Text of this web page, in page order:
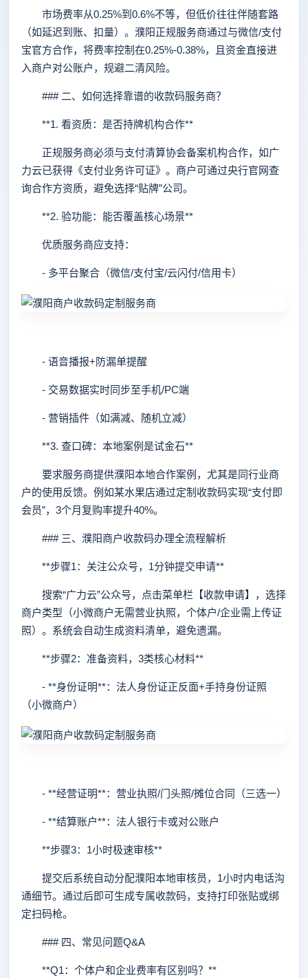
市场费率从0.25%到0.6%不等，但低价往往伴随套路
（如延迟到账、扣量）。濮阳正规服务商通过与微信/支付
宝官方合作，将费率控制在0.25%-0.38%，且资金直接进
入商户对公账户，规避二清风险。
### 二、如何选择靠谱的收款码服务商？
**1. 看资质：是否持牌机构合作**
正规服务商必须与支付清算协会备案机构合作，如广
力云已获得《支付业务许可证》。商户可通过央行官网查
询合作方资质，避免选择“贴牌”公司。
**2. 验功能：能否覆盖核心场景**
优质服务商应支持：
- 多平台聚合（微信/支付宝/云闪付/信用卡）
- 语音播报+防漏单提醒
- 交易数据实时同步至手机/PC端
- 营销插件（如满减、随机立减）
**3. 查口碑：本地案例是试金石**
要求服务商提供濮阳本地合作案例，尤其是同行业商
户的使用反馈。例如某水果店通过定制收款码实现“支付即
会员”，3个月复购率提升40%。
### 三、濮阳商户收款码办理全流程解析
**步骤1：关注公众号，1分钟提交申请**
搜索“广力云”公众号，点击菜单栏【收款申请】，选择
商户类型（小微商户无需营业执照，个体户/企业需上传证
照）。系统会自动生成资料清单，避免遗漏。
**步骤2：准备资料，3类核心材料**
- **身份证明**：法人身份证正反面+手持身份证照
（小微商户）
- **经营证明**：营业执照/门头照/摊位合同（三选一）
- **结算账户**：法人银行卡或对公账户
**步骤3：1小时极速审核**
提交后系统自动分配濮阳本地审核员，1小时内电话沟
通细节。通过后即可生成专属收款码，支持打印张贴或绑
定扫码枪。
### 四、常见问题Q&A
**Q1：个体户和企业费率有区别吗？**